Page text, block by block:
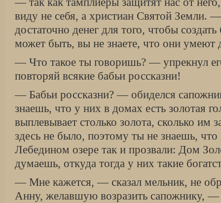
виду не себя, а христиан Святой Земли.
достаточно денег для того, чтобы
может быть, вы не знаете, что они умеют
— Что такое ты говоришь? — упрекнул
повторяй всякие бабьи россказни!
— Бабьи россказни? — обиделся
знаешь, что у них в домах есть золотая
выплевывает столько золота, сколько им
здесь не было, поэтому ты не знаешь,
Лебедином озере так и прозвали: Дом
думаешь, откуда тогда у них такие
— Мне кажется, — сказал мельник, не
Анну, желавшую возразить сапожнику, —